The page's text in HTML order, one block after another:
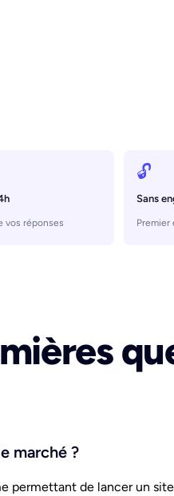
vos réponses
🔓
Sans
marché ?
permettant de lancer un